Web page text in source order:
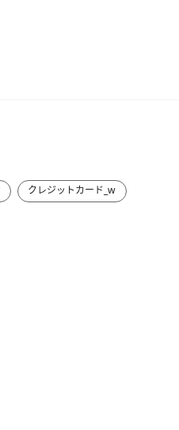
クレジットカード_w